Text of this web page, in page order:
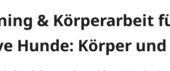
& Körperarbeit
Hunde: Körper